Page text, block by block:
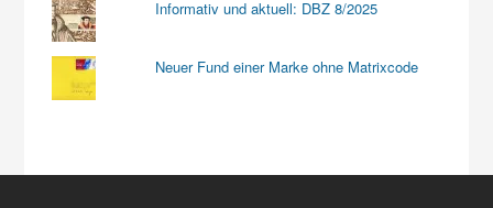
Informativ und aktuell: DBZ 8/2025
Neuer Fund einer Marke ohne Matrixcode